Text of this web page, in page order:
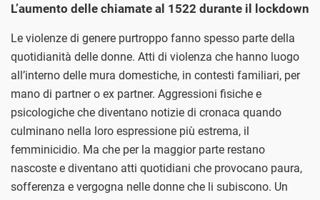
L’aumento delle chiamate al 1522 durante il lockdown
Le violenze di genere purtroppo fanno spesso parte della
quotidianità delle donne. Atti di violenza che hanno luogo
all’interno delle mura domestiche, in contesti familiari, per
mano di partner o ex partner. Aggressioni fisiche e
psicologiche che diventano notizie di cronaca quando
culminano nella loro espressione più estrema, il
femminicidio. Ma che per la maggior parte restano
nascoste e diventano atti quotidiani che provocano paura,
sofferenza e vergogna nelle donne che li subiscono. Un